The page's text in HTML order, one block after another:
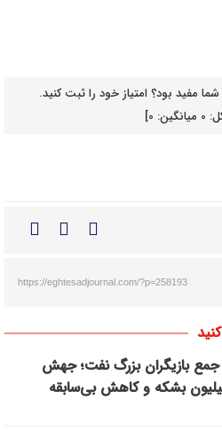
مفید بود؟ امتیاز خود را ثبت کنید.
0میانگین: 0
]
https://eghtesadjournal.com/?p=258193
جمع بازیگران بزرگ نفت؛ جهش
به ۱.۵ میلیون بشکه و کاهش بی‌سابقه